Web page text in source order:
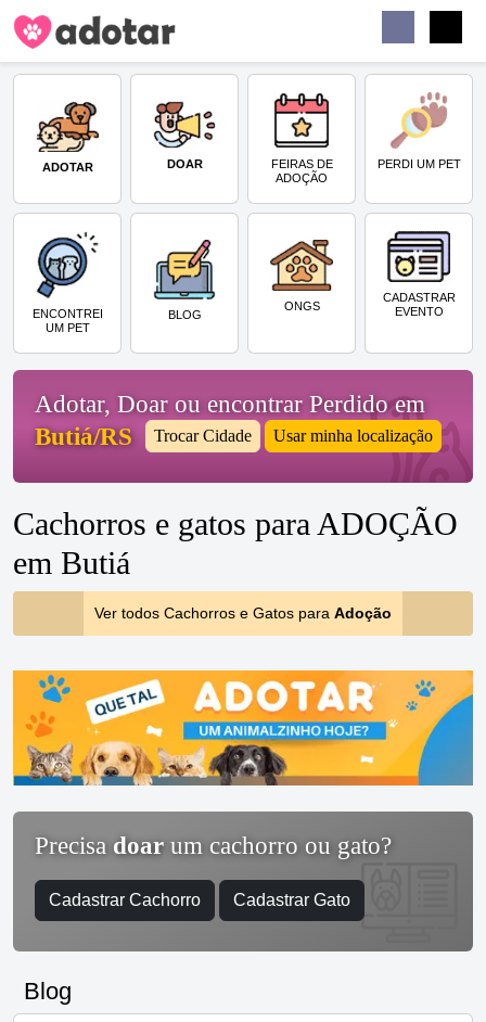
ADOTAR DOAR
FEIRAS DE
ADOÇÃO
PERDI UM PET
ENCONTREI
UM PET
BLOG
ONGS
CADASTRAR
EVENTO
Adotar, Doar ou encontrar Perdido em
Butiá/RS
Trocar Cidade Usar minha localização
Cachorros e gatos para ADOÇÃO
em Butiá
Ver todos Cachorros e Gatos para Adoção
Precisa doar um cachorro ou gato?
Cadastrar Cachorro Cadastrar Gato
Blog